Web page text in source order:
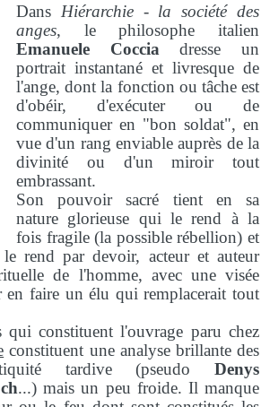
Dans Hiérarchie - la société des
anges, le philosophe italien
Emanuele Coccia dresse un
portrait instantané et livresque de
l'ange, dont la fonction ou tâche est
d'obéir, d'exécuter ou de
communiquer en "bon soldat", en
vue d'un rang enviable auprès de la
divinité ou d'un miroir tout
embrassant.
Son pouvoir sacré tient en sa
nature glorieuse qui le rend à la
fois fragile (la possible rébellion) et
rend par devoir, acteur et auteur
de l'homme, avec une visée
en faire un élu qui remplacerait tout
qui constituent l'ouvrage paru chez
constituent une analyse brillante des
tardive (pseudo Denys
...) mais un peu froide. Il manque